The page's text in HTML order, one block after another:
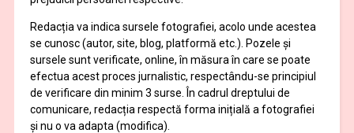
Redacția va indica sursele fotografiei, acolo unde acestea
se cunosc (autor, site, blog, platformă etc.). Pozele și
sursele sunt verificate, online, în măsura în care se poate
efectua acest proces jurnalistic, respectându-se principiul
de verificare din minim 3 surse. În cadrul dreptului de
comunicare, redacția respectă forma inițială a fotografiei
și nu o va adapta (modifica).